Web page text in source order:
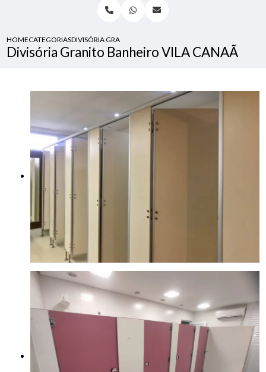
HOMECATEGORIASDIVISÓRIA GRANITO BANHEIRO VILA CANAÃ
Divisória Granito Banheiro VILA CANAÃ